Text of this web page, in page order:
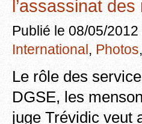
l’assassinat
Publié le 08/05/2012
International, Photos,
Le rôle des
DGSE, les
juge Trévidic veut